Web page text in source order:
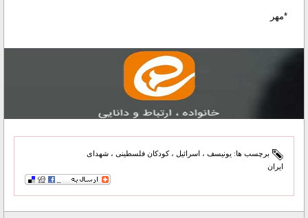
*مهر
برچسب ها: یونیسف ، اسرائیل ،کودکان فلسطینی ، شهدای
ایران